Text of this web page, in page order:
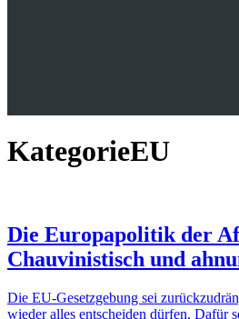
KategorieEU
Die Europapolitik der
Chauvinistisch und
Die EU-Gesetzgebung sei
wieder alles entscheiden dürfen. Dafür